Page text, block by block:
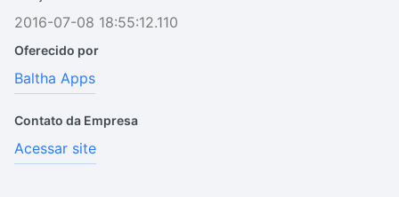
2016-07-08 18:55:12.110
Oferecido por
Baltha Apps
Contato da Empresa
Acessar site